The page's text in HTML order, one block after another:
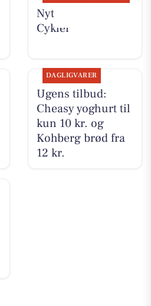
Nyt fra Per P.
Cykler
DAGLIGVARER
Ugens tilbud:
Cheasy yoghurt til
kun 10 kr. og
Kohberg brød fra
12 kr.